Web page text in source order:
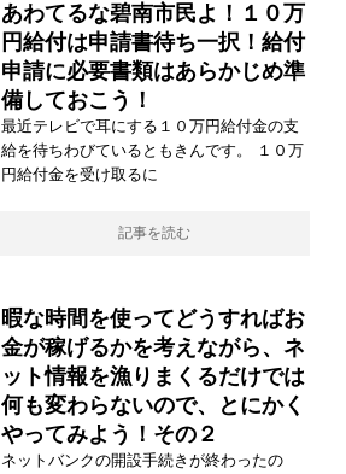
あわてるな碧南市民よ！１０万
円給付は申請書待ち一択！給付
申請に必要書類はあらかじめ準
備しておこう！
最近テレビで耳にする１０万円給付金の支
給を待ちわびているともきんです。 １０万
円給付金を受け取るに
記事を読む
暇な時間を使ってどうすればお
金が稼げるかを考えながら、ネ
ット情報を漁りまくるだけでは
何も変わらないので、とにかく
やってみよう！その２
ネットバンクの開設手続きが終わったの